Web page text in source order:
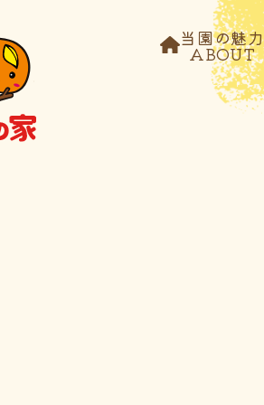
当園の魅力
ABOUT